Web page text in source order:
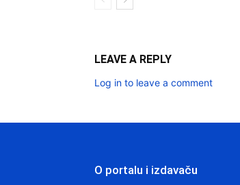
LEAVE A REPLY
Log in to leave a comment
O portalu i izdavaču